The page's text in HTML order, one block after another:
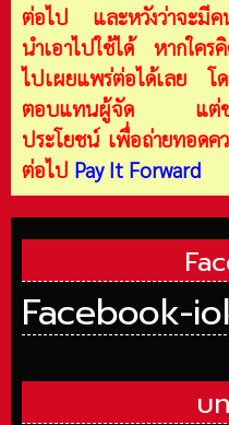
ต่อไป และหวังว่าจะมีค
นำเอาไปใช้ได้ หากใคร
ไปเผยแพร่ต่อได้เลย โด
ตอบแทนผู้จัด แต่ขอใ
ประโยชน์ เพื่อถ่ายทอดค
ต่อไป Pay It Forward
Facebook-
บ